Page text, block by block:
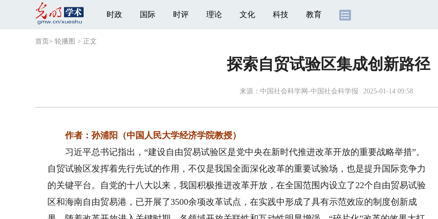
时政 国际 时评 理论 文化 科技 教育
首页 > 轮播图 > 正文
探索自贸试验区集成创新路径
来源： 中国社会科学网-中国社会科学报 2025-01-14 09:58
作者：孙浦阳（中国人民大学经济学院教授）
习近平总书记指出，“建设自由贸易试验区是党中央在新时代推进改革开放的重要战略举措”。
自贸试验区发挥着先行先试的作用，不仅是我国全面深化改革的重要试验场，也是提升国际竞争力
的关键平台。自党的十八大以来，我国积极推进改革开放，在全国范围内设立了22个自由贸易试验
区和海南自由贸易港，已开展了3500余项改革试点，在实践中形成了具有示范效应的制度创新成